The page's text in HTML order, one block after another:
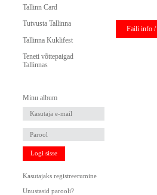
Tallinn Card
Tutvusta Tallinna
Tallinna Kuklifest
Teneti võttepaigad
Tallinnas
Minu album
Logi sisse
Kasutajaks registreerumine
Unustasid parooli?
Faili info